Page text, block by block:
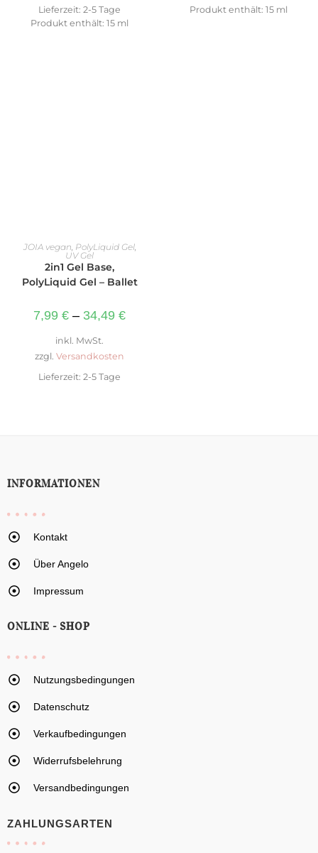
Lieferzeit: 2-5 Tage
Produkt enthält: 15 ml
Produkt enthält: 15 ml
AUSFÜHRUNG WÄHLEN
JOIA vegan PolyLiquid Gel,
UV Gel
2in1 Gel Base,
PolyLiquid Gel – Ballet
7,99 € – 34,49 €
inkl. MwSt.
zzgl. Versandkosten
Lieferzeit: 2-5 Tage
INFORMATIONEN
Kontakt
Über Angelo
Impressum
ONLINE - SHOP
Nutzungsbedingungen
Datenschutz
Verkaufbedingungen
Widerrufsbelehrung
Versandbedingungen
ZAHLUNGSARTEN